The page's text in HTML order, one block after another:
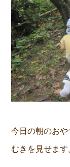
今日の朝のお
むきを見せます